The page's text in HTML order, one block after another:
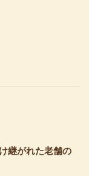
継がれた老舗の